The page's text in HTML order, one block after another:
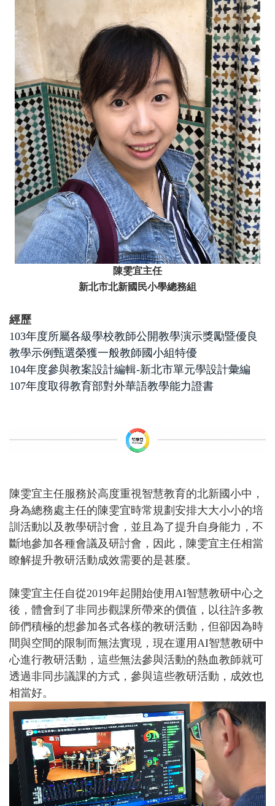
陳雯宜主任
新北市北新國民小學總務組
經歷
103年度所屬各級學校教師公開教學演示獎勵暨優良
教學示例甄選榮獲一般教師國小組特優
104年度參與教案設計編輯-新北市單元學設計彙編
107年度取得教育部對外華語教學能力證書
陳雯宜主任服務於高度重視智慧教育的北新國小中，
身為總務處主任的陳雯宜時常規劃安排大大小小的培
訓活動以及教學研討會，並且為了提升自身能力，不
斷地參加各種會議及研討會，因此，陳雯宜主任相當
瞭解提升教研活動成效需要的是甚麼。
陳雯宜主任自從2019年起開始使用AI智慧教研中心之
後，體會到了非同步觀課所帶來的價值，以往許多教
師們積極的想參加各式各樣的教研活動，但卻因為時
間與空間的限制而無法實現，現在運用AI智慧教研中
心進行教研活動，這些無法參與活動的熱血教師就可
透過非同步議課的方式，參與這些教研活動，成效也
相當好。